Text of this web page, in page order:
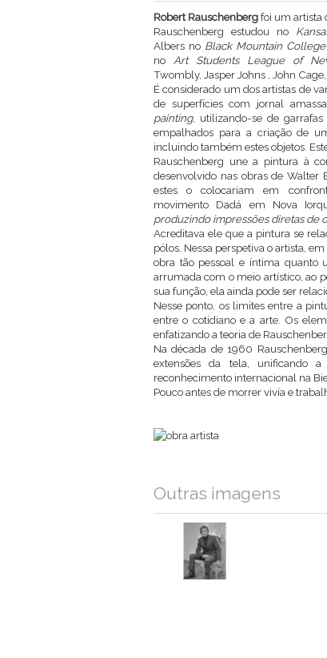
Robert Rauschenbergfoi um artista
Rauschenberg estudou no
Albers no Black Mountain College
no Art Students League of
Twombly, Jasper Johns , John
É considerado um dos artistas de
de superfícies com jornal
painting, utilizando-se de
empalhados para a criação de
incluindo também estes objetos.
Rauschenberg une a pintura à
desenvolvido nas obras de Walter
estes o colocariam em
movimento Dadá em Nova
produzindo impressões diretas de
Acreditava ele que a pintura se
pólos. Nessa perspetiva o artista, em
obra tão pessoal e íntima quanto
arrumada com o meio artístico, ao
sua função, ela ainda pode ser
Nesse ponto, os limites entre a
entre o cotidiano e a arte. Os
enfatizando a teoria de
Na década de 1960
extensões da tela, unificando
reconhecimento internacional na
Pouco antes de morrer vivía e
Outras imagens